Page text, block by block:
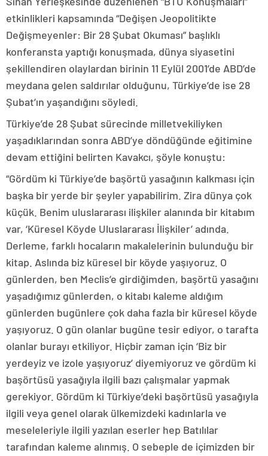
etkinlikleri kapsamında “Değişen Jeopolitikte
Değişmeyenler: Bir 28 Şubat Okuması” başlıklı
konferansta yaptığı konuşmada, dünya siyasetini
şekillendiren olaylardan birinin 11 Eylül 2001’de ABD’de
meydana gelen saldırılar olduğunu, Türkiye’de ise 28
Şubat’ın yaşandığını söyledi.
Türkiye’de 28 Şubat sürecinde milletvekiliyken
yaşadıklarından sonra ABD’ye döndüğünde eğitimine
devam ettiğini belirten Kavakcı, şöyle konuştu:
“Gördüm ki Türkiye’de başörtü yasağının kalkması için
başka bir yerde bir şeyler yapabilirim. Zira dünya çok
küçük. Benim uluslararası ilişkiler alanında bir kitabım
var, ‘Küresel Köyde Uluslararası İlişkiler’ adında.
Derleme, farklı hocaların makalelerinin bulunduğu bir
kitap. Aslında biz küresel bir köyde yaşıyoruz. O
günlerden, ben Meclis’e girdiğimden, başörtü yasağını
yaşadığımız günlerden, o kitabı kaleme aldığım
günlerden bugünlere çok daha fazla bir küresel köyde
yaşıyoruz. O gün olanlar bugüne tesir ediyor, o tarafta
olanlar burayı etkiliyor. Hiçbir zaman için ‘Biz bir
yerdeyiz ve izole yaşıyoruz’ diyemiyoruz ve gördüm ki
başörtüsü yasağıyla ilgili bazı çalışmalar yapmak
gerekiyor. Gördüm ki Türkiye’deki başörtüsü yasağıyla
ilgili veya genel olarak ülkemizdeki kadınlarla ve
meseleleriyle ilgili yazılan eserler hep Batılılar
tarafından kaleme alınmış. O sebeple de içimizden bir